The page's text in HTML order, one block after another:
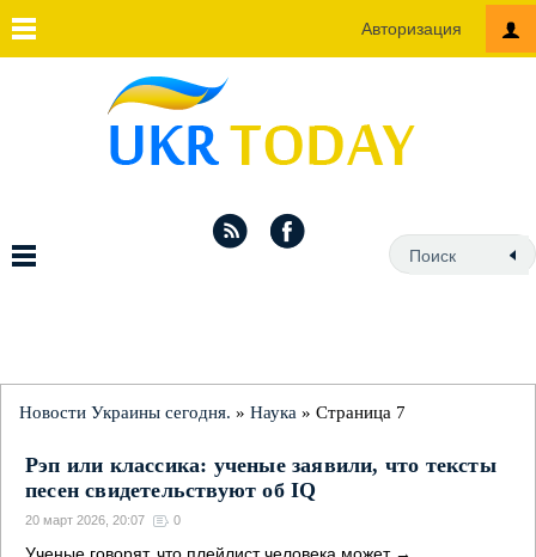
Авторизация
Новости Украины сегодня. » Наука » Страница 7
Рэп или классика: ученые заявили, что тексты
песен свидетельствуют об IQ
20 март 2026, 20:07 0